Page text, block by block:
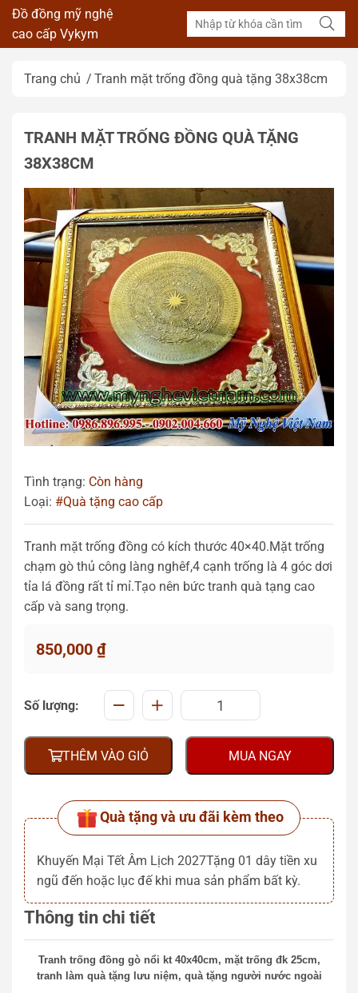
Đồ đồng mỹ nghệ
cao cấp Vykym
Trang chủ Tranh mặt trống đồng quà tặng 38x38cm
TRANH MẶT TRỐNG ĐỒNG QUÀ TẶNG
38X38CM
Tình trạng: Còn hàng
Loại: #Quà tặng cao cấp
Tranh mặt trống đồng có kích thước 40×40.Mặt trống
chạm gò thủ công làng nghêf,4 cạnh trống là 4 góc dơi
tỉa lá đồng rất tỉ mỉ.Tạo nên bức tranh quà tạng cao
cấp và sang trọng.
850,000 ₫
Số lượng:
THÊM VÀO GIỎ MUA NGAY
Quà tặng và ưu đãi kèm theo
Khuyến Mại Tết Âm Lịch 2027Tặng 01 dây tiền xu
ngũ đến hoặc lục đế khi mua sản phẩm bất kỳ.
Thông tin chi tiết
Tranh trống đồng gò nổi kt 40x40cm, mặt trống đk 25cm,
tranh làm quà tặng lưu niệm, quà tặng người nước ngoài